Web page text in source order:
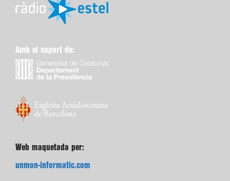
Amb el suport de:
Web maquetada per:
unmon-informatic.com